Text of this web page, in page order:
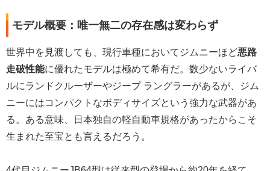
モデル概要：唯一無二の存在感は変わらず
世界中を見渡しても、現行車種においてジムニーほど悪路
走破性能に優れたモデルは極めて希有だ。数少ないライバ
ルにランドクルーザーやジープ ラングラーがあるが、ジム
ニーにはコンパクトなボディサイズという強力な武器があ
る。ある意味、日本独自の軽自動車規格があったからこそ
生まれた至宝とも言えるだろう。